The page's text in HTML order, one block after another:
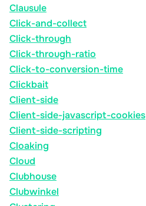
Clausule
Click-and-collect
Click-through
Click-through-ratio
Click-to-conversion-time
Clickbait
Client-side
Client-side-javascript-cookies
Client-side-scripting
Cloaking
Cloud
Clubhouse
Clubwinkel